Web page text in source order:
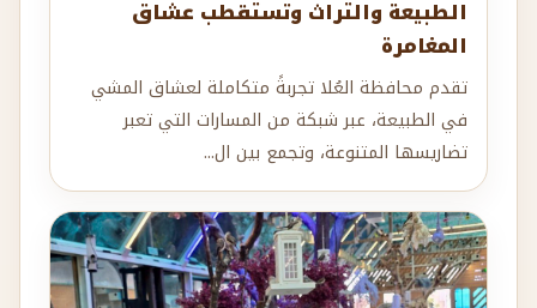
الطبيعة والتراث وتستقطب عشاق
المغامرة
تقدم محافظة العُلا تجربةً متكاملة لعشاق المشي
في الطبيعة، عبر شبكة من المسارات التي تعبر
تضاريسها المتنوعة، وتجمع بين ال...